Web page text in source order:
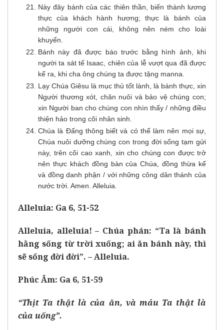
Này đây bánh của các thiên thần, biến thành lương
thực của khách hành hương; thực là bánh của
những người con cái, không nên ném cho loài
khuyển.
Bánh này đã được báo trước bằng hình ảnh, khi
người ta sát tế Isaac, chiên của lễ vượt qua đã được
kể ra, khi cha ông chúng ta được tặng manna.
Lạy Chúa Giêsu là mục thủ tốt lành, là bánh thực, xin
Người thương xót, chăn nuôi và bảo vệ chúng con;
xin Người ban cho chúng con nhìn thấy / những điều
thiện hảo trong cõi nhân sinh.
Chúa là Ðấng thông biết và có thể làm nên mọi sự,
Chúa nuôi dưỡng chúng con trong đời sống tạm gửi
này, trên cõi cao xanh, xin cho chúng con được trở
nên thực khách đồng bàn của Chúa, đồng thừa kế
và đồng danh phận / với những công dân thánh của
nước trời. Amen. Alleluia.
Alleluia: Ga 6, 51-52
Alleluia, alleluia! – Chúa phán: “Ta là bánh
hằng sống từ trời xuống; ai ăn bánh này, thì
sẽ sống đời đời”. – Alleluia.
Phúc Âm: Ga 6, 51-59
“Thịt Ta thật là của ăn, và máu Ta thật là
của uống”.